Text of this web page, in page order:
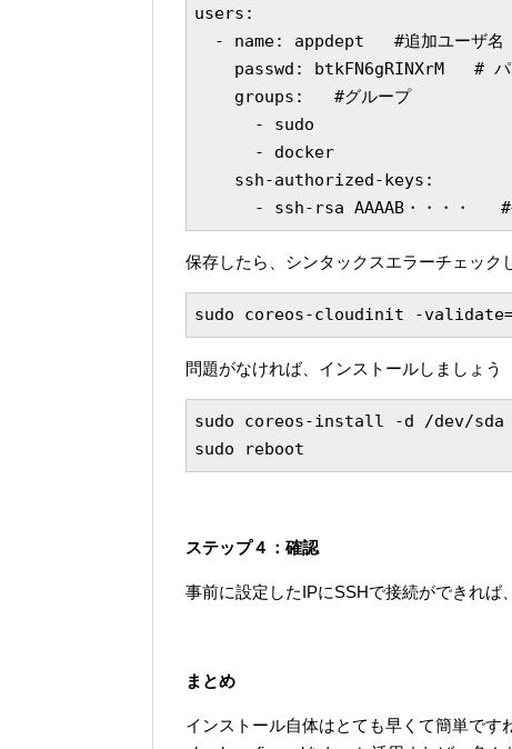
users:
  - name: appdept   #追加ユーザ名
passwd: btkFN6gRINXrM   # パ
    groups:   #グループ
      - sudo
      - docker
    ssh-authorized-keys:
- ssh-rsa AAAAB・・・・   #
保存したら、シンタックスエラーチェック
sudo coreos-cloudinit -
問題がなければ、インストールしましょう
sudo coreos-install -d /dev/
ステップ４：確認
事前に設定したIPにSSHで接続ができれば
まとめ
インストール自体はとても早くて簡単です